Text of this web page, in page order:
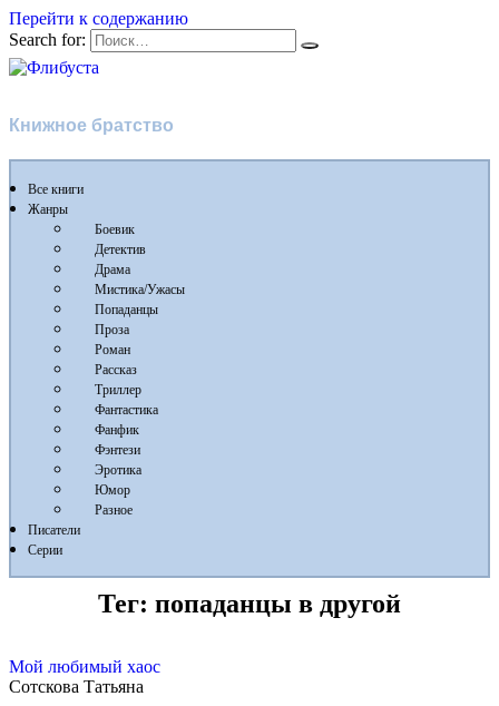
Перейти к содержанию
Search for:
Книжное братство
Все книги
Жанры
Боевик
Детектив
Драма
Мистика/Ужасы
Попаданцы
Проза
Роман
Рассказ
Триллер
Фантастика
Фанфик
Фэнтези
Эротика
Юмор
Разное
Писатели
Серии
Тег: попаданцы в другой
Мой любимый хаос
Сотскова Татьяна